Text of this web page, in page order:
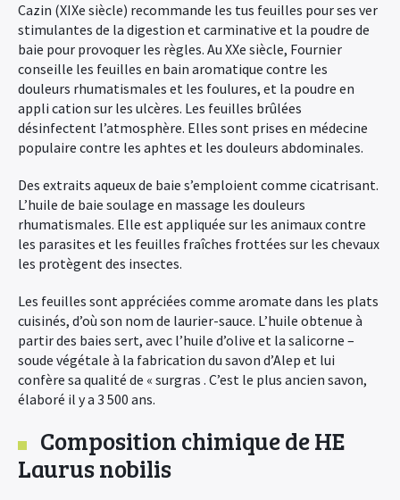
Cazin (XIXe siècle) recommande les tus feuilles pour ses ver
stimulantes de la digestion et carminative et la poudre de
baie pour provoquer les règles. Au XXe siècle, Fournier
conseille les feuilles en bain aromatique contre les
douleurs rhumatismales et les foulures, et la poudre en
appli cation sur les ulcères. Les feuilles brûlées
désinfectent l’atmosphère. Elles sont prises en médecine
populaire contre les aphtes et les douleurs abdominales.
Des extraits aqueux de baie s’emploient comme cicatrisant.
L’huile de baie soulage en massage les douleurs
rhumatismales. Elle est appliquée sur les animaux contre
les parasites et les feuilles fraîches frottées sur les chevaux
les protègent des insectes.
Les feuilles sont appréciées comme aromate dans les plats
cuisinés, d’où son nom de laurier-sauce. L’huile obtenue à
partir des baies sert, avec l’huile d’olive et la salicorne –
soude végétale à la fabrication du savon d’Alep et lui
confère sa qualité de « surgras . C’est le plus ancien savon,
élaboré il y a 3 500 ans.
Composition chimique de HE
Laurus nobilis